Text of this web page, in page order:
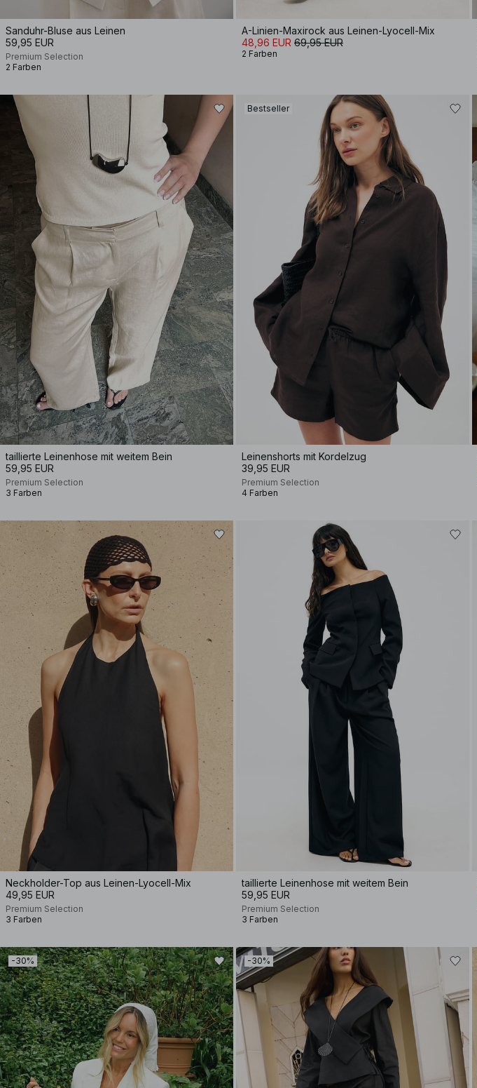
Sanduhr-Bluse aus Leinen
59,95 EUR
Premium Selection
2 Farben
A-Linien-Maxirock aus Leinen-Lyocell-Mix
48,96 EUR 69,95 EUR
2 Farben
taillierte Leinenhose mit weitem Bein
59,95 EUR
Premium Selection
3 Farben
Bestseller
Leinenshorts mit Kordelzug
39,95 EUR
Premium Selection
4 Farben
Neckholder-Top aus Leinen-Lyocell-Mix
49,95 EUR
Premium Selection
3 Farben
taillierte Leinenhose mit weitem Bein
59,95 EUR
Premium Selection
3 Farben
-30% -30%